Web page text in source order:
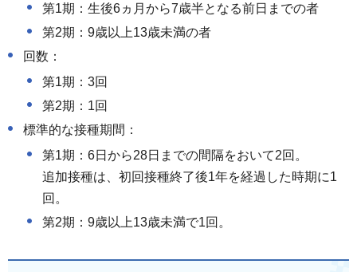
第1期：生後6ヵ月から7歳半となる前日までの者
第2期：9歳以上13歳未満の者
回数：
第1期：3回
第2期：1回
標準的な接種期間：
第1期：6日から28日までの間隔をおいて2回。
追加接種は、初回接種終了後1年を経過した時期に1
回。
第2期：9歳以上13歳未満で1回。